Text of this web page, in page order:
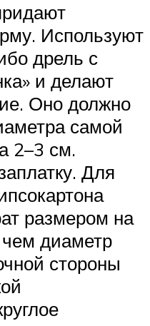
Используют
дрель с
и делают
Оно должно
самой
2–3 см.
Для
размером на
диаметр
стороны